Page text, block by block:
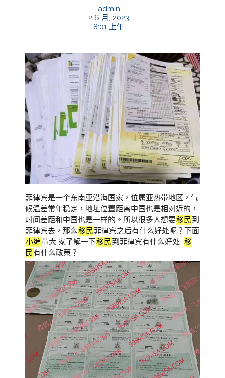
admin
2 6 月, 2023
8:01 上午
菲律宾是一个东南亚沿海国家，位属亚热带地区，气
候温差常年稳定，地址位置距离中国也是相对近的，
时间差距和中国也是一样的。所以很多人想要移民到
菲律宾去，那么移民菲律宾之后有什么好处呢？下面
小编带大 家了解一下移民到菲律宾有什么好处 移
民有什么政策？